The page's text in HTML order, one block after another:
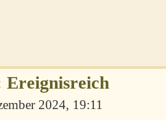
Ereignisreich
2024, 19:11